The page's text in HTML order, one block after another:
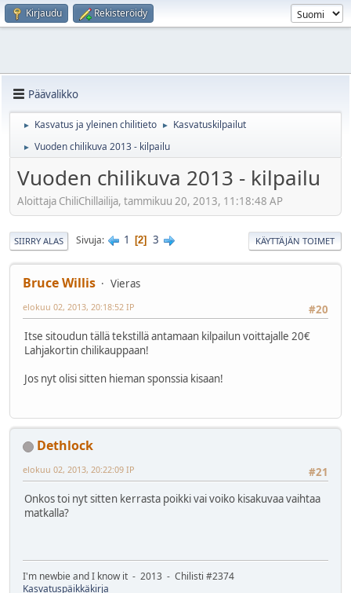
Kirjaudu Rekisteröidy
Päävalikko
► Kasvatus ja yleinen chilitieto ► Kasvatuskilpailut
► Vuoden chilikuva 2013 - kilpailu
Vuoden chilikuva 2013 - kilpailu
Aloittaja ChiliChillailija, tammikuu 20, 2013, 11:18:48 AP
SIIRRY ALAS Sivuja 1 2 3 KÄYTTÄJÄN TOIMET
Bruce Willis
Vieras
#20
elokuu 02, 2013, 20:18:52 IP
Itse sitoudun tällä tekstillä antamaan kilpailun voittajalle 20€
Lahjakortin chilikauppaan!
Jos nyt olisi sitten hieman sponssia kisaan!
Dethlock
#21
elokuu 02, 2013, 20:22:09 IP
Onkos toi nyt sitten kerrasta poikki vai voiko kisakuvaa vaihtaa
matkalla?
I'm newbie and I know it - 2013 - Chilisti #2374
Kasvatuspäikkäkirja